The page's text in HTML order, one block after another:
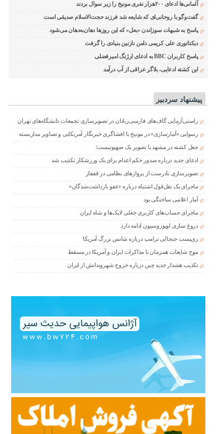
آلمانی‌ها ادعای ۲۰۰هزار نفری مونیخ را زیر سوال بردند
گفت‌وگو با روحانی‌ای که شایعه شد فرزند حجت‌الاسلام صدیقی است
پاسخ به شبهات سوزاندن «بعل» که این روزها دهان‌به‌دهان می‌شود
دیکتاتوری علی کریمی دامن نازنین بنیادی را گرفت
پاسخ کاربران BBC به ادعای ارژنگ امیرفضلی
این کشته ادعایی، بلاگر عراقی از آب درآمد
پیشنهاد سردبیر
راستی‌آزمایی گاف‌های فارسی‌زبانان در تصویرسازی تجمعات دانشگاه‌های تهران
رسوایی «آمارسازی» در مونیخ با افشاگری خبرنگار آمریکایی و تصاویر مداربسته
جعل کشته در مشهد با تصویر یک صهیونیست؛
ادعای جدید درباره صدور حکم اعدام برای یک ورزشکار تکذیب شد
تصویرسازی نادرست از پروازهای نظامی در قفقاز
ماجرای یک نقل‌قول اشتباه درباره «عفو بازداشت‌شدگان»
آمار اعلامی ساختگی بود
ماجرای حساب‌های کاربری جعلی لایک‌ها و شاه ایران
دروغ سازی اوپوزوسیون ادامه دارد
ری‌پست جنجالی ترامپ درباره شانس بزرگ آمریکا
موج شایعات همزمان با مذاکرات ایران و آمریکا در مسقط
تکذیب هشدار جدید چین درباره خروج شهروندانش از ایران